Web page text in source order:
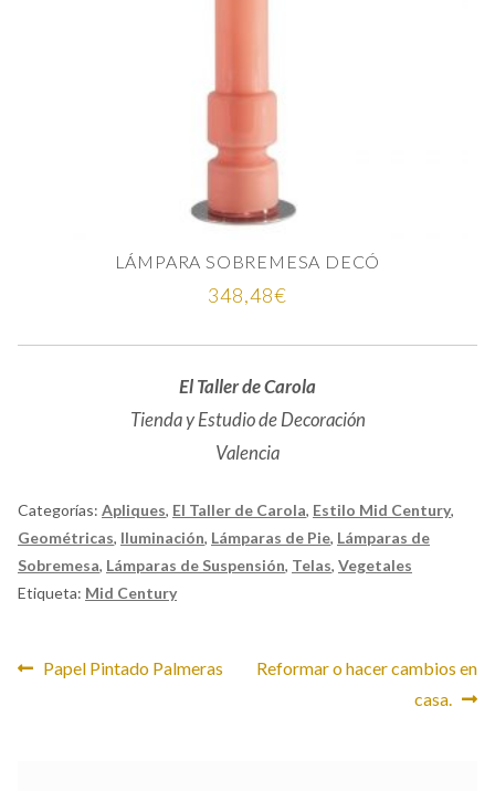
LÁMPARA SOBREMESA DECÓ
348,48€
El Taller de Carola
Tienda y Estudio de Decoración
Valencia
Categorías: Apliques, El Taller de Carola, Estilo Mid Century,
Geométricas, Iluminación, Lámparas de Pie, Lámparas de
Sobremesa, Lámparas de Suspensión, Telas, Vegetales
Etiqueta: Mid Century
Navegación
Anterior:
Papel Pintado Palmeras Siguiente:
Reformar o hacer cambios en
casa.